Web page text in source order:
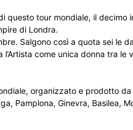
questo tour mondiale, il decimo
di Londra.
Salgono così a quota sei le
come unica donna tra le
organizzato e prodotto
Pamplona, Ginevra, Basilea,